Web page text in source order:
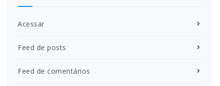
Acessar
Feed de posts
Feed de comentários